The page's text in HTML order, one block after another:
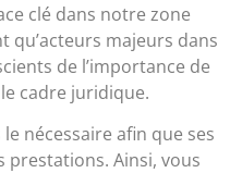
clé dans notre zone
qu’acteurs majeurs dans
de l’importance de
cadre juridique.
nécessaire afin que ses
prestations. Ainsi, vous